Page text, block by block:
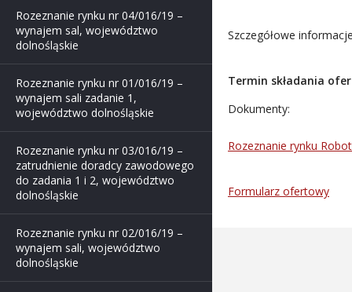
Rozeznanie rynku nr 04/016/19 –
wynajem sal, województwo
dolnośląskie
Rozeznanie rynku nr 01/016/19 –
wynajem sali zadanie 1,
województwo dolnośląskie
Rozeznanie rynku nr 03/016/19 –
zatrudnienie doradcy zawodowego
do zadania 1 i 2, województwo
dolnośląskie
Rozeznanie rynku nr 02/016/19 –
wynajem sali, województwo
dolnośląskie
Szczegółowe
Termin składania
Dokumenty:
Rozeznanie rynku
Formularz ofertowy